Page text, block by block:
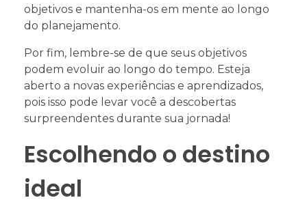
objetivos e mantenha-os em mente ao longo
do planejamento.
Por fim, lembre-se de que seus objetivos
podem evoluir ao longo do tempo. Esteja
aberto a novas experiências e aprendizados,
pois isso pode levar você a descobertas
surpreendentes durante sua jornada!
Escolhendo o destino
ideal